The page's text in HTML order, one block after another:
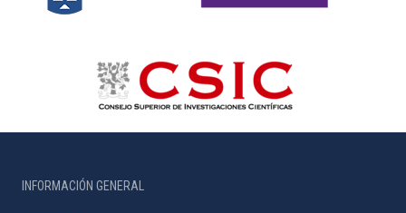
INFORMACIÓN GENERAL